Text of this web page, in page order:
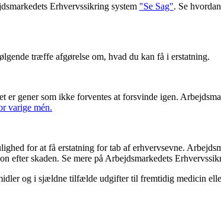
Erhvervssikring system "Se Sag". Se
træffe afgørelse om, hvad du kan få i erstatning.
gener som ikke forventes at forsvinde igen.
varige mén.
for at få erstatning for tab af erhvervsevne.
skaden. Se mere på Arbejdsmarkedets
og i sjældne tilfælde udgifter til fremtidig medicin